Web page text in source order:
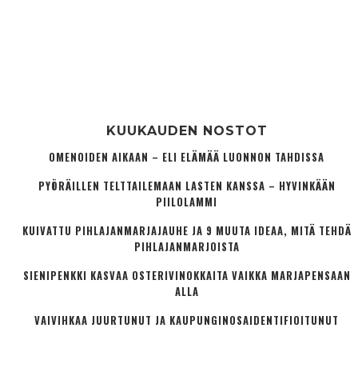
KUUKAUDEN NOSTOT
OMENOIDEN AIKAAN – ELI ELÄMÄÄ LUONNON TAHDISSA
PYÖRÄILLEN TELTTAILEMAAN LASTEN KANSSA – HYVINKÄÄN
PIILOLAMMI
KUIVATTU PIHLAJANMARJAJAUHE JA 9 MUUTA IDEAA, MITÄ TEHDÄ
PIHLAJANMARJOISTA
SIENIPENKKI KASVAA OSTERIVINOKKAITA VAIKKA MARJAPENSAAN
ALLA
VAIVIHKAA JUURTUNUT JA KAUPUNGINOSA­IDENTIFIOITUNUT